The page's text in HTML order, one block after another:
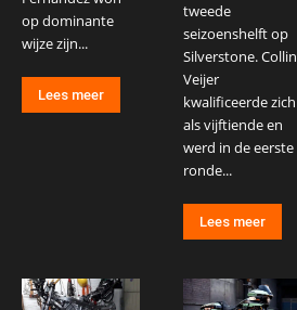
op dominante
wijze zijn...
Lees meer
tweede
seizoenshelft op
Silverstone. Collin
Veijer
kwalificeerde zich
als vijftiende en
werd in de eerste
ronde...
Lees meer